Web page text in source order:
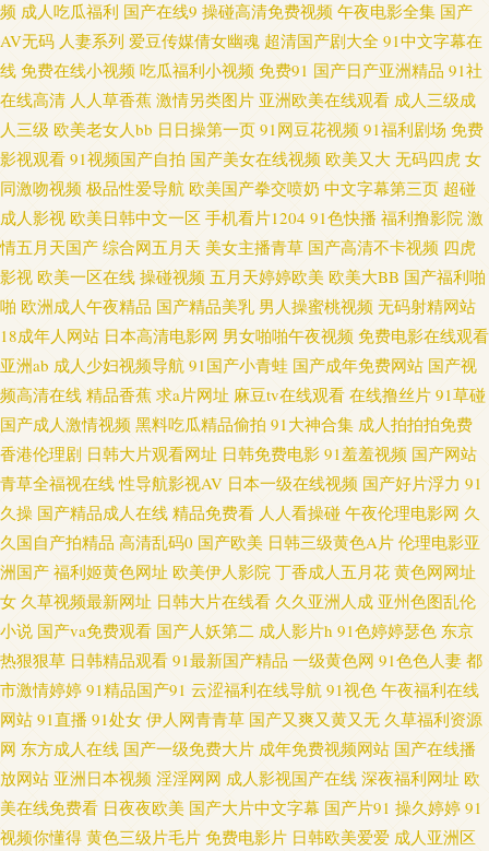
频最新章节 玖玖爽A 丝袜美尻人妻偷拍 91破解版片 都市激情自拍 老湿机app
日韩精彩视频 亚洲色图日韩 91在线超碰 岛国四级片 欧美激情论坛 波多野氏
航极品 久草超碰 人妖社区午夜剧场 91大神最新地址 成人秀场 久久草草视频
成人 青娱乐92 亚洲超碰在线 99福利导航 国产11页 久久国内精品 人人操碰
午夜深夜av福利 99视频一区 韩国人妻Av 欧美日韩av 午夜精品影院 91美眉网
超碰不卡网站 精品在线网站 日本A√视频 伊人成人999 A片影院 久草久色首
页 日韩a级在线观看 69av麻豆 超碰看自拍 狠狠撸天天干 欧美性爱亚洲色图
午夜福利A片 91性情 福利在线 另类理论影视 午夜剧场 97人妻 国产精品自拍
官网 欧美性爱一卡2卡 性爱电影网址 97综合视频专区 国产精品传媒导航 另
类极品五五分 日韩精品社区 91网站按摩视频 浮力麻豆影院 六月婷婷加勒比
少妇性生活 91黄色大片 成人色网AV 久久嫩草精品久久 日韩性交网站 91福利
视频网址 国产偷拍WWW 人人超碰干 欧美性变态网 传媒视频播放 人人肏屄
网 伊人老司机大香蕉 超碰豆花97 久草免费色站 日韩精品视频网址 91精选在
线观看 欧美大片aa在线 ab天堂中文 九一免费看 WWW性欧美 欧美色AB 亚洲
激情社区 大香蕉av网站 玖玖男人资源站 先锋成人资源 av三级网 韩国黄色无
频 成人吃瓜福利 国产在线9 操碰高清免费视频 午夜电影全集 国产
AV无码 人妻系列 爱豆传媒倩女幽魂 超清国产剧大全 91中文字幕在
线 免费在线小视频 吃瓜福利小视频 免费91 国产日产亚洲精品 91社
在线高清 人人草香蕉 激情另类图片 亚洲欧美在线观看 成人三级成
人三级 欧美老女人bb 日日操第一页 91网豆花视频 91福利剧场 免费
影视观看 91视频国产自拍 国产美女在线视频 欧美又大 无码四虎 女
同激吻视频 极品性爱导航 欧美国产拳交喷奶 中文字幕第三页 超碰
成人影视 欧美日韩中文一区 手机看片1204 91色快播 福利撸影院 激
情五月天国产 综合网五月天 美女主播青草 国产高清不卡视频 四虎
影视 欧美一区在线 操碰视频 五月天婷婷欧美 欧美大BB 国产福利啪
啪 欧洲成人午夜精品 国产精品美乳 男人操蜜桃视频 无码射精网站
18成年人网站 日本高清电影网 男女啪啪午夜视频 免费电影在线观看
亚洲ab 成人少妇视频导航 91国产小青蛙 国产成年免费网站 国产视
频高清在线 精品香蕉 求a片网址 麻豆tv在线观看 在线撸丝片 91草碰
国产成人激情视频 黑料吃瓜精品偷拍 91大神合集 成人拍拍拍免费
香港伦理剧 日韩大片观看网址 日韩免费电影 91羞羞视频 国产网站
青草全福视在线 性导航影视AV 日本一级在线视频 国产好片浮力 91
久操 国产精品成人在线 精品免费看 人人看操碰 午夜伦理电影网 久
久国自产拍精品 高清乱码0 国产欧美 日韩三级黄色A片 伦理电影亚
洲国产 福利姬黄色网址 欧美伊人影院 丁香成人五月花 黄色网网址
女 久草视频最新网址 日韩大片在线看 久久亚洲人成 亚州色图乱伦
小说 国产va免费观看 国产人妖第二 成人影片h 91色婷婷瑟色 东京
热狠狠草 日韩精品观看 91最新国产精品 一级黄色网 91色色人妻 都
市激情婷婷 91精品国产91 云涩福利在线导航 91视色 午夜福利在线
网站 91直播 91处女 伊人网青青草 国产又爽又黄又无 久草福利资源
网 东方成人在线 国产一级免费大片 成年免费视频网站 国产在线播
放网站 亚洲日本视频 淫淫网网 成人影视国产在线 深夜福利网址 欧
美在线免费看 日夜夜欧美 国产大片中文字幕 国产片91 操久婷婷 91
视频你懂得 黄色三级片毛片 免费电影片 日韩欧美爱爱 成人亚洲区